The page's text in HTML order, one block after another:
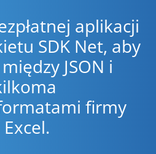
aplikacji
SDK Net, aby
JSON i
firmy
Excel.